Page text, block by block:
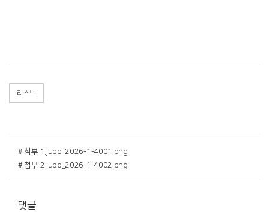
리스트
# 첨부 1.jubo_2026-1-4001.png
# 첨부 2.jubo_2026-1-4002.png
댓글